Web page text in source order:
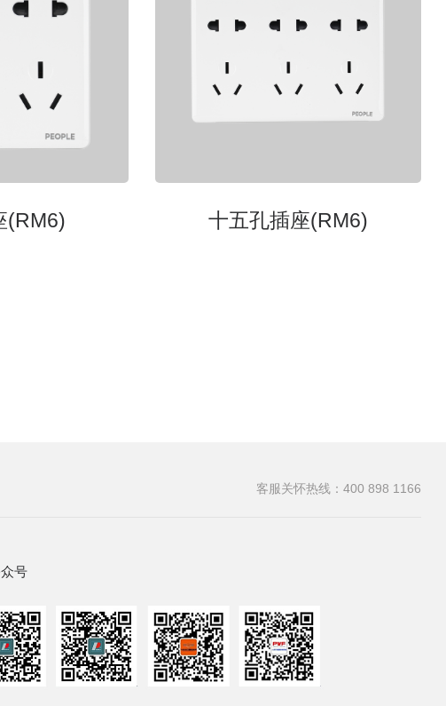
(RM6) ⼗五孔插座(RM6)
客服关怀热线：400 898 1166
号